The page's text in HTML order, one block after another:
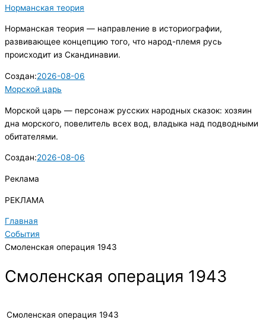
Норманская теория
Норманская теория — направление в историографии,
развивающее концепцию того, что народ-племя русь
происходит из Скандинавии.
Создан:2026-08-06
Морской царь
Морской царь — персонаж русских народных сказок: хозяин
дна морского, повелитель всех вод, владыка над подводными
обитателями.
Создан:2026-08-06
Реклама
РЕКЛАМА
Главная
События
Смоленская операция 1943
Смоленская операция 1943
Смоленская операция 1943